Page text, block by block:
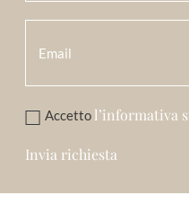
Accetto l’informativa
Invia richiesta